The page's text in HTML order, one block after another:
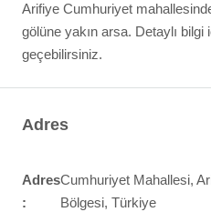
Arifiye Cumhuriyet
gölüne yakın arsa. Detaylı
geçebilirsiniz.
Adres
Adres
:
Cumhuriyet Mahallesi,
Bölgesi, Türkiye